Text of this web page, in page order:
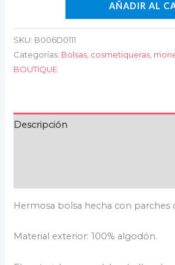
AÑADIR AL
SKU: B006D0111
Categorías: Bolsas, cosmetiqueras,
BOUTIQUE
Descripción
Hermosa bolsa hecha con parches
Material exterior: 100% algodón.